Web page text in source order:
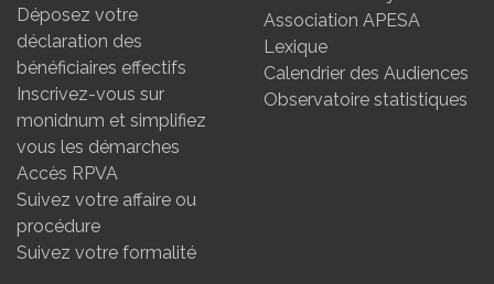
Déposez votre
déclaration des
bénéficiaires effectifs
Inscrivez-vous sur
monidnum et simplifiez
vous les démarches
Accès RPVA
Suivez votre affaire ou
procédure
Suivez votre formalité
Association APESA
Lexique
Calendrier des Audiences
Observatoire statistiques